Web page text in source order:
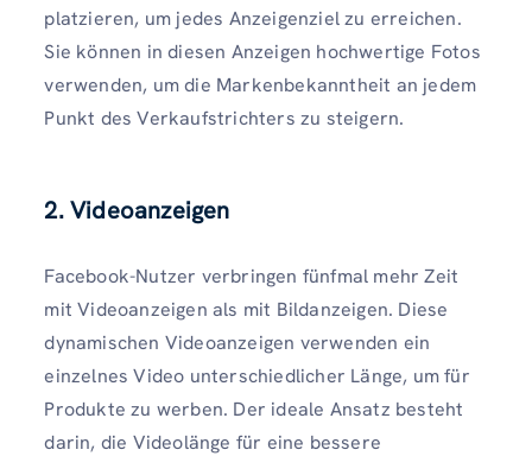
platzieren, um jedes Anzeigenziel zu erreichen.
Sie können in diesen Anzeigen hochwertige Fotos
verwenden, um die Markenbekanntheit an jedem
Punkt des Verkaufstrichters zu steigern.
2. Videoanzeigen
Facebook-Nutzer verbringen fünfmal mehr Zeit
mit Videoanzeigen als mit Bildanzeigen. Diese
dynamischen Videoanzeigen verwenden ein
einzelnes Video unterschiedlicher Länge, um für
Produkte zu werben. Der ideale Ansatz besteht
darin, die Videolänge für eine bessere